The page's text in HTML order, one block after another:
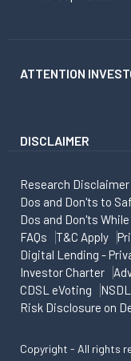
ATTENTION
DISCLAIMER
Research Disclaimer
Dos and Don'ts to
Dos and Don'ts
FAQs
T&C Apply
Digital Lending -
Investor Charter
CDSL eVoting
Risk Disclosure on
Copyright - All rights